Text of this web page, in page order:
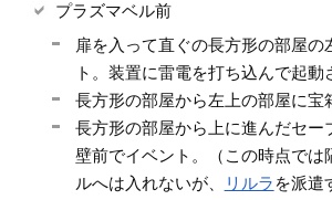
プラズマベル前
扉を入って直ぐの長方形の部屋の
ト。装置に雷電を打ち込んで起動
長方形の部屋から左上の部屋に宝
長方形の部屋から上に進んだセー
壁前でイベント。（この時点では
ルへは入れないが、
リルラ を派遣